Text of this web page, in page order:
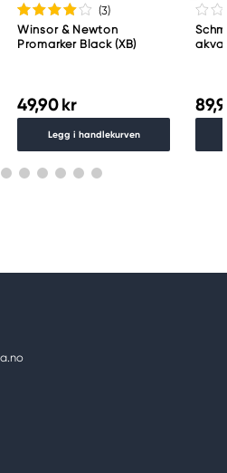
(3)
Winsor & Newton
Promarker Black (XB)
49,90 kr
Legg i handlekurven